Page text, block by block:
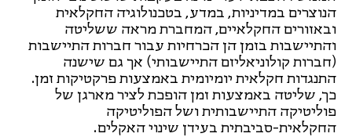
הנוצרים במדיניות, במדע, בטכנולוגיה החקלאית
ובאזורים החקלאיים, המחברת מראה ששליטה
והתיישבות בזמן הן הכרחיות עבור חברות התיישבות
(חברות קולוניאליזם התיישבותי) אך גם שישנה
התנגדות חקלאית יומיומית באמצעות פרקטיקות זמן.
כך, שליטה באמצעות זמן הופכת לציר מארגן של
פוליטיקה התיישבותית ושל הפוליטיקה
החקלאית-סביבתית בעידן שינוי האקלים.